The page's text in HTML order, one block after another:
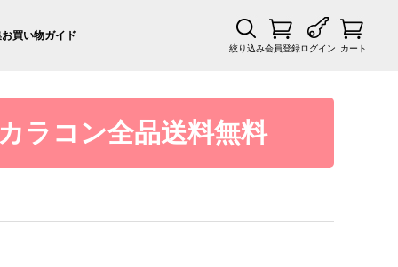
お買い物ガイド
絞り込み会員登録ログイン カート
ラコン全品送料無料